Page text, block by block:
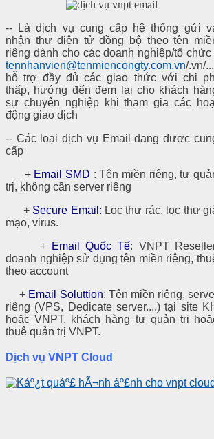
-- Là dịch vụ cung cấp hệ thống gửi
nhận thư điện tử đồng bộ theo tên
riêng dành cho các doanh nghiệp/tổ chức
tennhanvien@tenmiencongty.com.vn/.vn/
hỗ trợ đầy đủ các giao thức với chi
thấp, hướng đến đem lại cho khách
sự chuyên nghiệp khi tham gia các
động giao dịch
-- Các loại dịch vụ Email đang được
cấp
+ Email SMD : Tên miền riêng, tự
trị, không cần server riêng
+ Secure Email: Lọc thư rác, lọc thư
mạo, virus.
+ Email Quốc Tế: VNPT
doanh nghiệp sử dụng tên miền riêng,
theo account
+ Email Soluttion: Tên miền riêng,
riêng (VPS, Dedicate server....) tại site
hoặc VNPT, khách hàng tự quản trị
thuê quản trị VNPT.
Dịch vụ VNPT Cloud